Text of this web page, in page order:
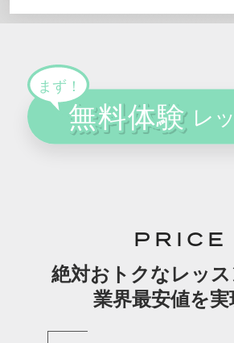
PRICE
絶対おトクなレッス
業界最安値を実